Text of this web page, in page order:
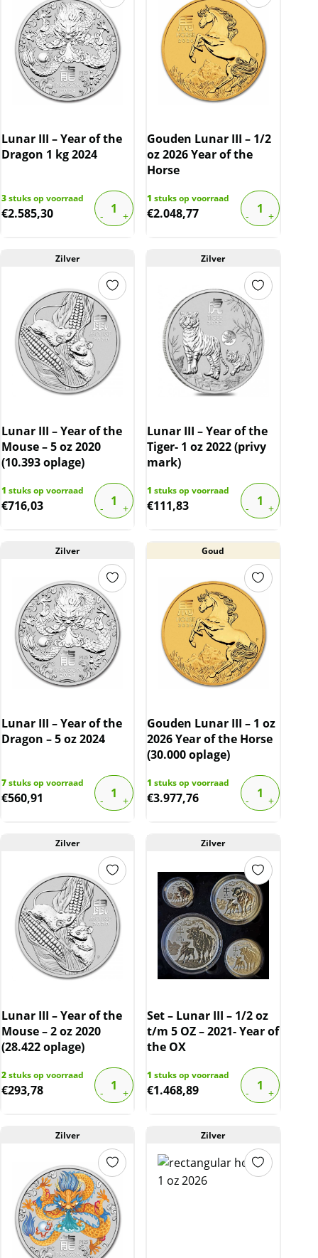
Lunar III – Year of the
Dragon 1 kg 2024
3stuks op voorraad
€2.585,30
Gouden Lunar III – 1/2
oz 2026 Year of the
Horse
1 stuks op voorraad
€2.048,77
Zilver
Lunar III – Year of the
Mouse – 5 oz 2020
(10.393 oplage)
1 stuks op voorraad
€716,03
Zilver
Lunar III – Year of the
Tiger- 1 oz 2022 (privy
mark)
1 stuks op voorraad
€111,83
Zilver
Lunar III – Year of the
Dragon – 5 oz 2024
7stuks op voorraad
€560,91
Goud
Gouden Lunar III – 1 oz
2026 Year of the Horse
(30.000 oplage)
1 stuks op voorraad
€3.977,76
Zilver
Lunar III – Year of the
Mouse – 2 oz 2020
(28.422 oplage)
2stuks op voorraad
€293,78
Zilver
Set – Lunar III – 1/2 oz
t/m 5 OZ – 2021- Year of
the OX
1 stuks op voorraad
€1.468,89
Zilver Zilver